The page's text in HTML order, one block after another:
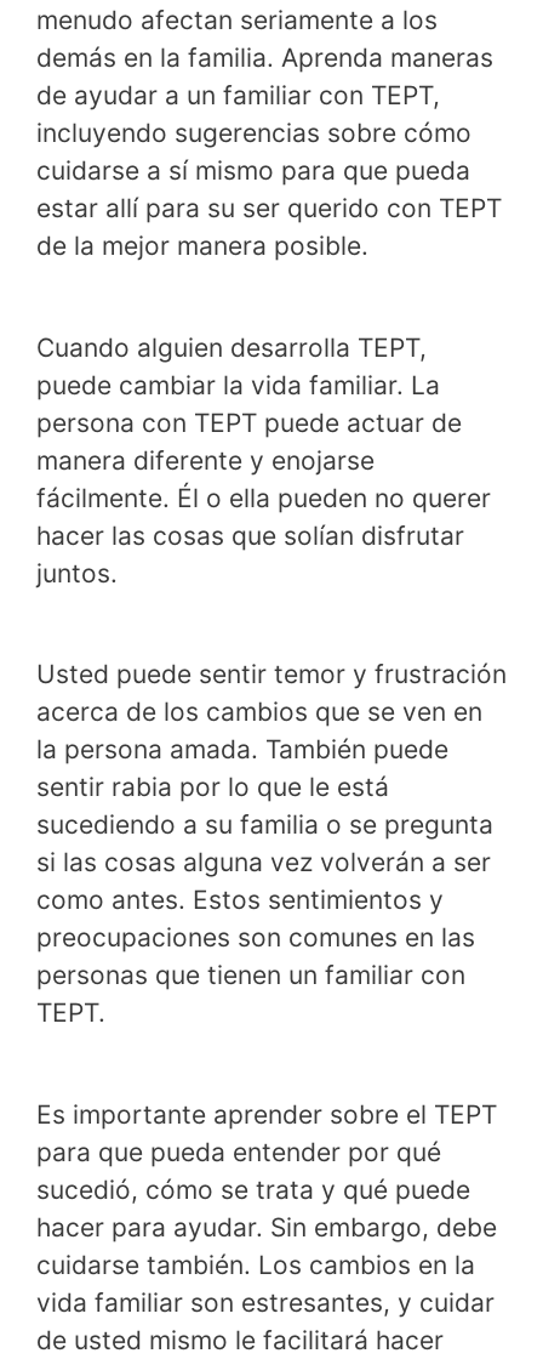
menudo afectan seriamente a los
demás en la familia. Aprenda maneras
de ayudar a un familiar con TEPT,
incluyendo sugerencias sobre cómo
cuidarse a sí mismo para que pueda
estar allí para su ser querido con TEPT
de la mejor manera posible.
Cuando alguien desarrolla TEPT,
puede cambiar la vida familiar. La
persona con TEPT puede actuar de
manera diferente y enojarse
fácilmente. Él o ella pueden no querer
hacer las cosas que solían disfrutar
juntos.
Usted puede sentir temor y frustración
acerca de los cambios que se ven en
la persona amada. También puede
sentir rabia por lo que le está
sucediendo a su familia o se pregunta
si las cosas alguna vez volverán a ser
como antes. Estos sentimientos y
preocupaciones son comunes en las
personas que tienen un familiar con
TEPT.
Es importante aprender sobre el TEPT
para que pueda entender por qué
sucedió, cómo se trata y qué puede
hacer para ayudar. Sin embargo, debe
cuidarse también. Los cambios en la
vida familiar son estresantes, y cuidar
de usted mismo le facilitará hacer